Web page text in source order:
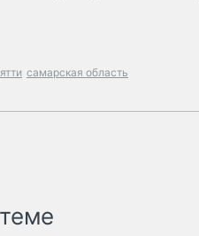
самарская область